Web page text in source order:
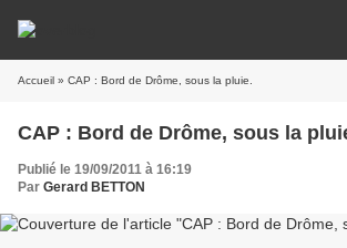
Accueil » CAP : Bord de Drôme, sous la pluie.
CAP : Bord de Drôme, sous la
Publié le 19/09/2011 à 16:19
Par Gerard BETTON